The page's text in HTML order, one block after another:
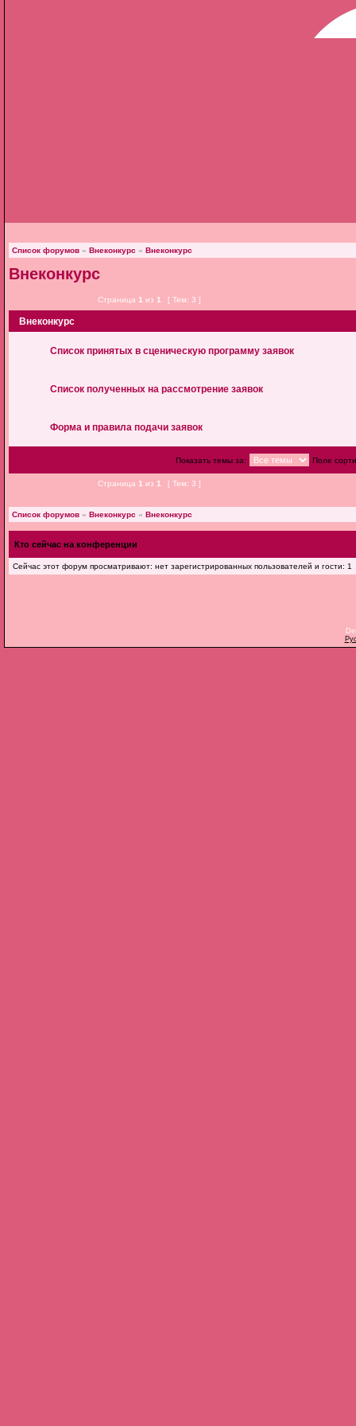
Список форумов » Внеконкурс » Внеконкурс
Внеконкурс
Страница 1 из 1 [ Тем: 3 ]
Внеконкурс
Список принятых в сценическую программу заявок
Список полученных на рассмотрение заявок
Форма и правила подачи заявок
Показать темы за: Поле
Страница 1 из 1 [ Тем: 3 ]
Список форумов » Внеконкурс » Внеконкурс
Кто сейчас на конференции
Сейчас этот форум просматривают: нет зарегистрированных пользователей и гости: 1